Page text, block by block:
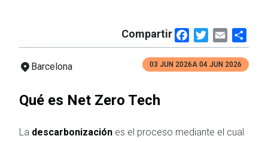
Compartir FacebookTwitterEmail
Barcelona 03 JUN 2026A 04 JUN 2026
Qué es Net Zero Tech
La descarbonización es el proceso mediante el cual